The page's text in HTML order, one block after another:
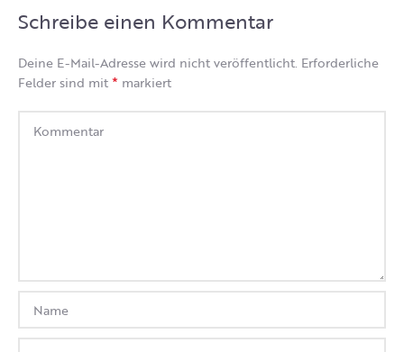
Schreibe einen Kommentar
Deine E-Mail-Adresse wird nicht veröffentlicht. Erforderliche
Felder sind mit* markiert